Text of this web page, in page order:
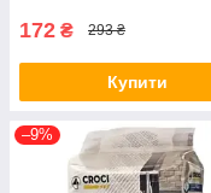
172 ₴ 293 ₴
Купити
–9%